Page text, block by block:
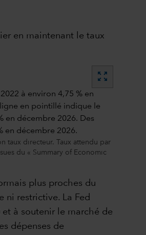
en maintenant le taux
zoom_out_map
taux directeur. Taux attendu par
du « Summary of Economic
plus proches du
ni restrictive. La Fed
à soutenir le marché de
dépenses de